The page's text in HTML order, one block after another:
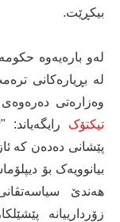
بیکڕێت.
لەو بارەیەوە
لە بڕیارەکانی
وەزارەتی
تیکتۆک
پێشانی دەدەن کە
بیانوویەک بۆ
هەندێ
زۆردارییانە